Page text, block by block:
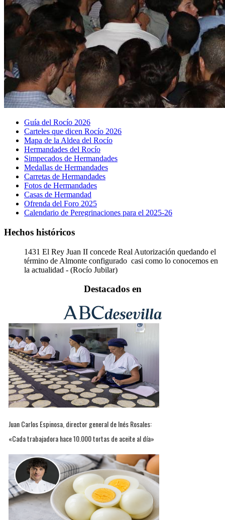
Guía del Rocío 2026
Carteles que dicen Rocío 2026
Mapa de la Aldea del Rocío
Hermandades del Rocío
Simpecados de Hermandades
Medallas de Hermandades
Carretas de Hermandades
Fotos de Hermandades
Casas de Hermandad
Ofrenda del Foro 2025
Calendario de Peregrinaciones para el 2025-26
Hechos históricos
1431 El Rey Juan II concede Real Autorización quedando el
término de Almonte configurado casi como lo conocemos en
la actualidad - (Rocío Jubilar)
Destacados en
Juan Carlos Espinosa, director general de Inés Rosales:
«Cada trabajadora hace 10.000 tortas de aceite al día»